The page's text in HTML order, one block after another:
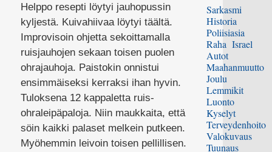
Helppo resepti löytyi jauhopussin
kyljestä. Kuivahiivaa löytyi täältä.
Improvisoin ohjetta sekoittamalla
ruisjauhojen sekaan toisen puolen
ohrajauhoja. Paistokin onnistui
ensimmäiseksi kerraksi ihan hyvin.
Tuloksena 12 kappaletta ruis-
ohraleipäpaloja. Niin maukkaita, että
söin kaikki palaset melkein putkeen.
Myöhemmin leivoin toisen pellillisen.
Sarkasmi
Historia
Poliisiasia
Raha Israel
Autot
Maahanmuutto
Joulu
Lemmikit
Luonto
Kyselyt
Terveydenhoito
Valokuvaus
Tuunaus